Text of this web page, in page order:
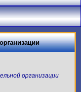
организации